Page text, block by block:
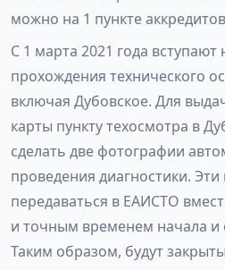
можно на 1 пункте
С 1 марта 2021 года
прохождения технического
включая Дубовское. Для
карты пункту техосмотра в
сделать две фотографии
проведения диагностики.
передаваться в ЕАИСТО
и точным временем начала и
Таким образом, будут